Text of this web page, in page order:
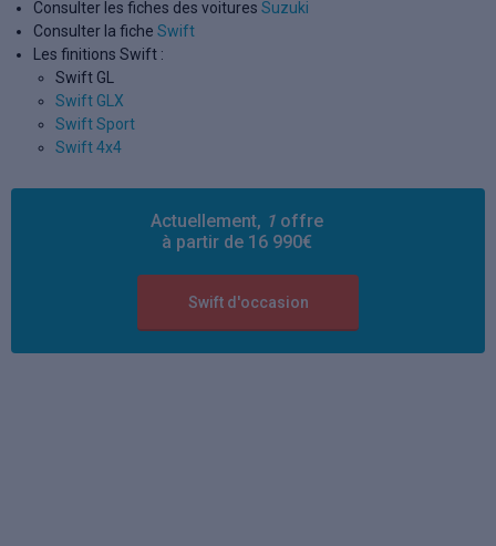
Consulter les fiches des voitures Suzuki
Consulter la fiche Swift
Les finitions Swift :
Swift GL
Swift GLX
Swift Sport
Swift 4x4
Actuellement, 1 offre
à partir de 16 990€
Swift d'occasion